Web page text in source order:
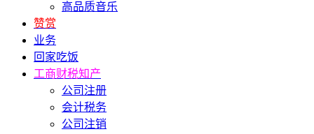
高品质音乐
赞赏
业务
回家吃饭
工商财税知产
公司注册
会计税务
公司注销